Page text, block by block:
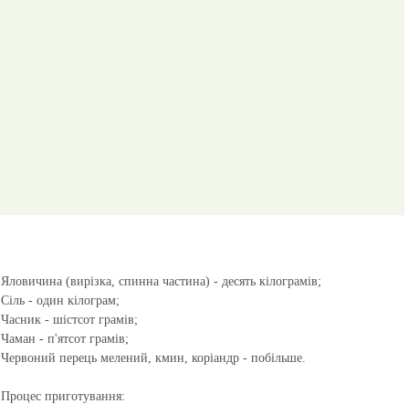
Яловичина (вирізка, спинна частина) - десять кілограмів;
Сіль - один кілограм;
Часник - шістсот грамів;
Чаман - п'ятсот грамів;
Червоний перець мелений, кмин, коріандр - побільше.
Процес приготування: